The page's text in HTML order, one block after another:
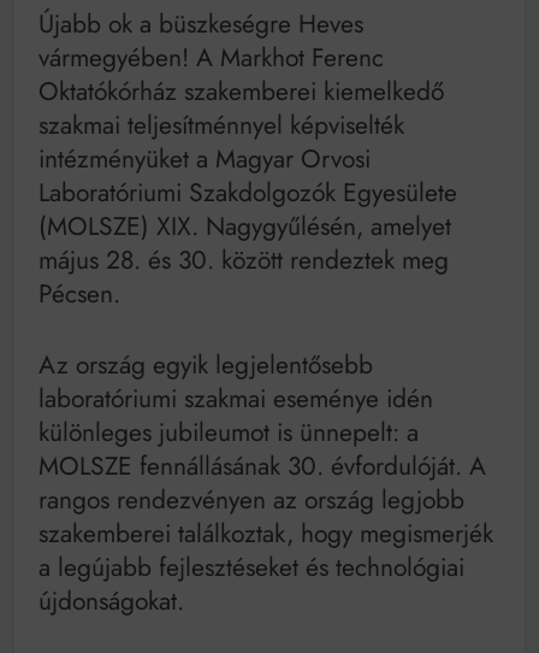
Mindenki a világot akarja uralni – de nem csak a 80-
as években
Bitumenes lapostetők: a bevált technológia akkor
működik, ha jól van felújítva
Újabb ok a büszkeségre Heves
vármegyében! A Markhot Ferenc
Oktatókórház szakemberei kiemelkedő
szakmai teljesítménnyel képviselték
intézményüket a Magyar Orvosi
Laboratóriumi Szakdolgozók Egyesülete
(MOLSZE) XIX. Nagygyűlésén, amelyet
május 28. és 30. között rendeztek meg
Pécsen.
Az ország egyik legjelentősebb
laboratóriumi szakmai eseménye idén
különleges jubileumot is ünnepelt: a
MOLSZE fennállásának 30. évfordulóját. A
rangos rendezvényen az ország legjobb
szakemberei találkoztak, hogy megismerjék
a legújabb fejlesztéseket és technológiai
újdonságokat.